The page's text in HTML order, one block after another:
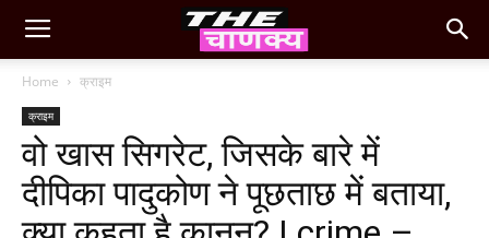
Home क्राइम
क्राइम
वो खास सिगरेट, जिसके बारे में
दीपिका पादुकोण ने पूछताछ में बताया,